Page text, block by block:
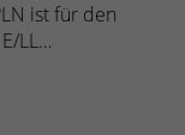
ist für den
LL…